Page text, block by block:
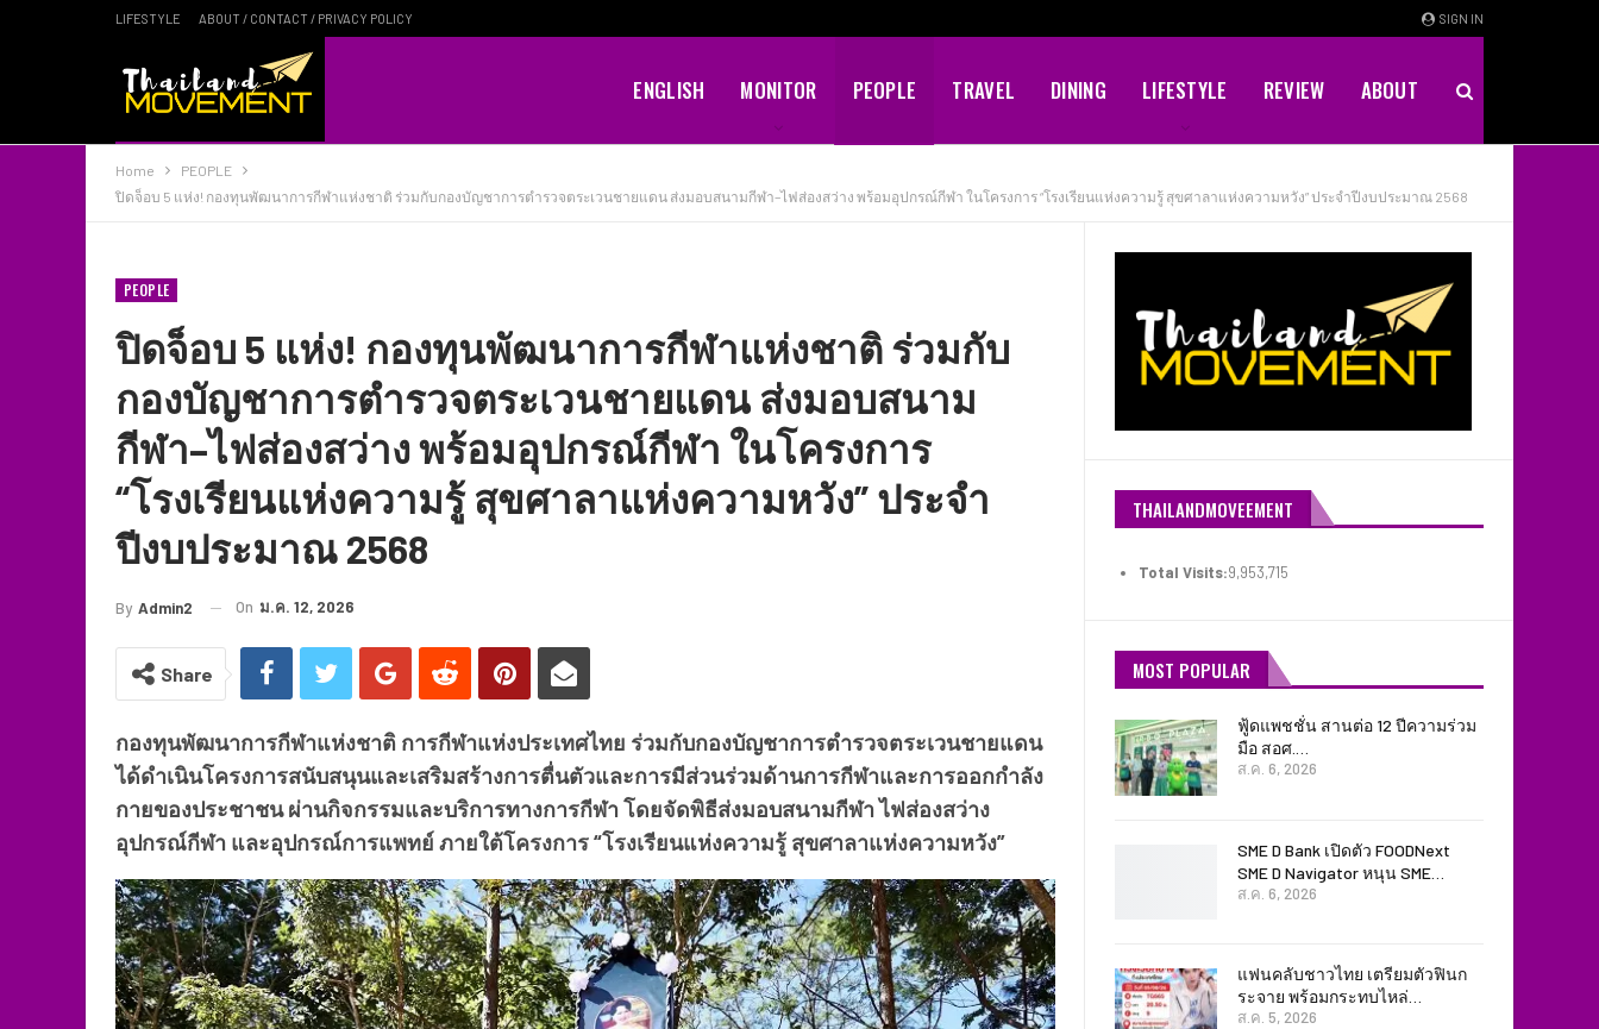
SIGN IN
LIFESTYLE ABOUT / CONTACT / PRIVACY POLICY
ENGLISH MONITOR PEOPLE TRAVEL DINING LIFESTYLE REVIEW ABOUT
Home
PEOPLE
ปิดจ็อบ 5 แห่ง! กองทุนพัฒนาการกีฬาแห่งชาติ ร่วมกับกองบัญชาการตำรวจตระเวนชายแดน ส่งมอบสนามกีฬา–ไฟส่องสว่าง พร้อมอุปกรณ์กีฬา ในโครงการ “โรงเรียนแห่งความรู้ สุขศาลาแห่งความหวัง” ประจำปีงบประมาณ 2568
PEOPLE
ปิดจ็อบ 5 แห่ง! กองทุนพัฒนาการกีฬาแห่งชาติ ร่วมกับ
กองบัญชาการตำรวจตระเวนชายแดน ส่งมอบสนาม
กีฬา–ไฟส่องสว่าง พร้อมอุปกรณ์กีฬา ในโครงการ
“โรงเรียนแห่งความรู้ สุขศาลาแห่งความหวัง” ประจำ
ปีงบประมาณ 2568
By Admin2 On ม.ค. 12, 2026
Share
กองทุนพัฒนาการกีฬาแห่งชาติ การกีฬาแห่งประเทศไทย ร่วมกับกองบัญชาการตำรวจตระเวนชายแดน
ได้ดำเนินโครงการสนับสนุนและเสริมสร้างการตื่นตัวและการมีส่วนร่วมด้านการกีฬาและการออกกำลัง
กายของประชาชน ผ่านกิจกรรมและบริการทางการกีฬา โดยจัดพิธีส่งมอบสนามกีฬา ไฟส่องสว่าง
อุปกรณ์กีฬา และอุปกรณ์การแพทย์ ภายใต้โครงการ “โรงเรียนแห่งความรู้ สุขศาลาแห่งความหวัง”
THAILANDMOVEEMENT
Total Visits:9,953,715
MOST POPULAR
ฟู้ดแพชชั่น สานต่อ 12 ปีความร่วม
มือ สอศ.…
ส.ค. 6, 2026
SME D Bank เปิดตัว FOODNext
SME D Navigator หนุน SME…
ส.ค. 6, 2026
แฟนคลับชาวไทย เตรียมตัวฟินก
ระจาย พร้อมกระทบไหล่…
ส.ค. 5, 2026